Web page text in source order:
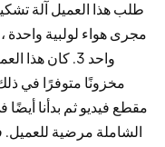
طلب هذا العميل آلة
مجرى هواء لولبية واحدة
واحد 3. كان
مخزونًا متوفرًا في
مقطع فيديو ثم بدأنا أيضًا
الشاملة مرضية للعميل.